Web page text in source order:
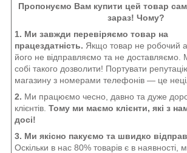
Пропонуємо Вам купити цей товар
зараз! Чому?
1. Ми завжди перевіряємо товар на
працездатність. Якщо товар не робочий
його не відправляємо та не
собі такого дозволити! Портувати
магазину з номерами телефонів — це
2. Ми працюємо чесно, давно та дуже
клієнтів. Тому ми маємо клієнти, які з
досі!
3. Ми якісно пакуємо та швидко
Оскільки в нас 80% товарів є в наявності,